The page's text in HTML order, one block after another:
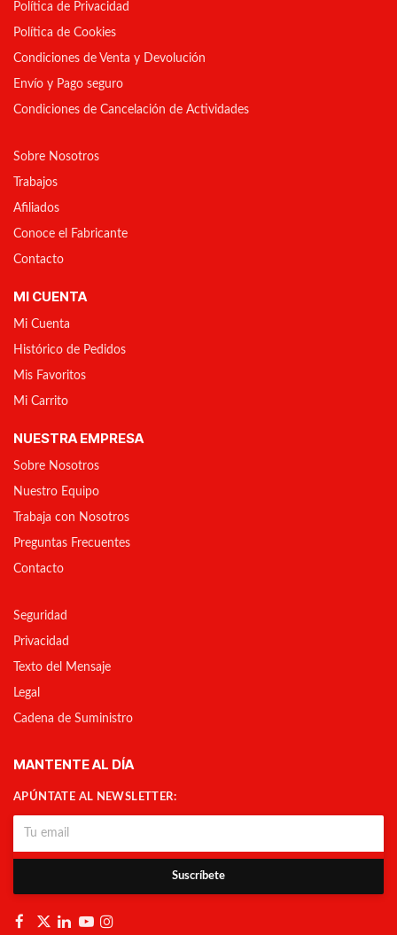
Política de Privacidad
Política de Cookies
Condiciones de Venta y Devolución
Envío y Pago seguro
Condiciones de Cancelación de Actividades
Sobre Nosotros
Trabajos
Afiliados
Conoce el Fabricante
Contacto
MI CUENTA
Mi Cuenta
Histórico de Pedidos
Mis Favoritos
Mi Carrito
NUESTRA EMPRESA
Sobre Nosotros
Nuestro Equipo
Trabaja con Nosotros
Preguntas Frecuentes
Contacto
Seguridad
Privacidad
Texto del Mensaje
Legal
Cadena de Suministro
MANTENTE AL DÍA
APÚNTATE AL NEWSLETTER:
Suscríbete